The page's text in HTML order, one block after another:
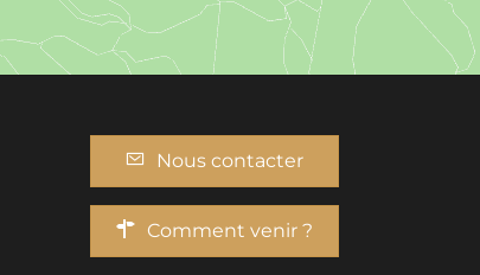
Nous contacter
Comment venir ?